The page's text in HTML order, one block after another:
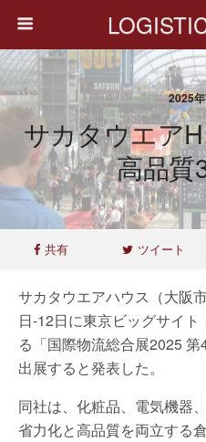
2025
サカタウエア
高品質
共有 ツイート
サカタウエアハウス（大阪
日-12日に東京ビッグサイ
る「国際物流総合展2025
出展すると発表した。
同社は、化粧品、電気機器
省力化と高品質を両立する